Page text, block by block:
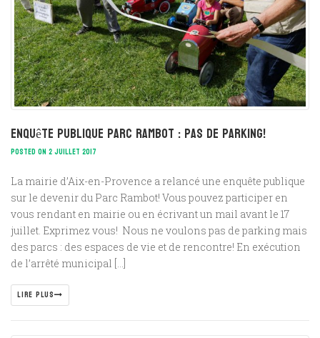
Enquête Publique Parc Rambot : Pas de Parking!
POSTED ON 2 JUILLET 2017
La mairie d’Aix-en-Provence a relancé une enquête publique
sur le devenir du Parc Rambot! Vous pouvez participer en
vous rendant en mairie ou en écrivant un mail avant le 17
juillet. Exprimez vous! Nous ne voulons pas de parking mais
des parcs : des espaces de vie et de rencontre! En exécution
de l’arrêté municipal […]
LIRE PLUS